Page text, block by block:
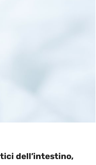
dell’intestino,